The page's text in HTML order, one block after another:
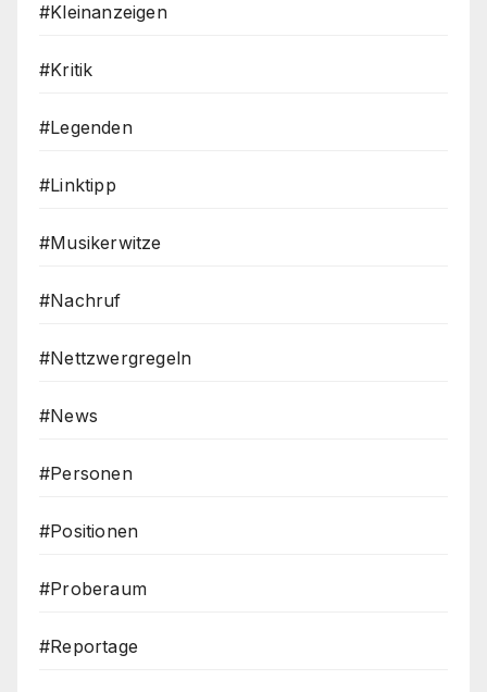
#Kleinanzeigen
#Kritik
#Legenden
#Linktipp
#Musikerwitze
#Nachruf
#Nettzwergregeln
#News
#Personen
#Positionen
#Proberaum
#Reportage